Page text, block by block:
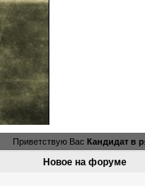
Приветствую Вас Кандидат в
Новое на форуме